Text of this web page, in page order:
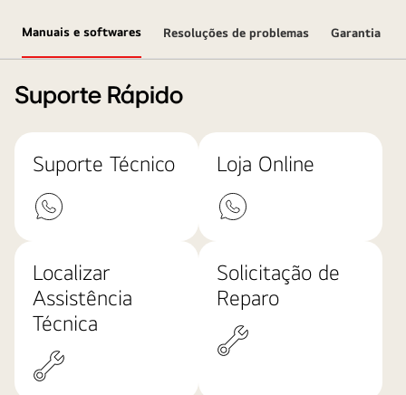
Manuais e softwares Resoluções de problemas Garantia
Suporte Rápido
Suporte Técnico Loja Online
Localizar
Assistência
Técnica
Solicitação de
Reparo